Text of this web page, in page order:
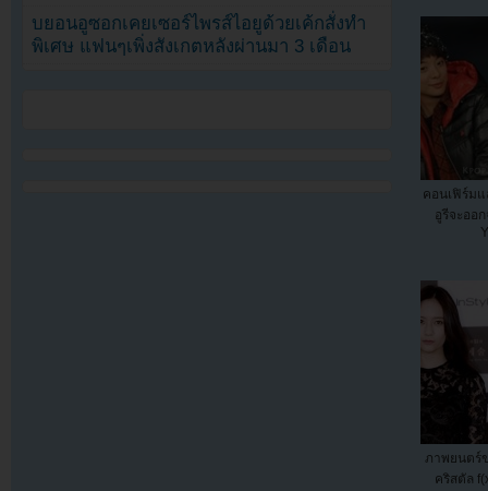
คอนเฟิร์มแ
อูรีจะออ
ภาพยนตร์
คริสตัล
บยอนอูซอกเคยเซอร์ไพรส์ไอยูด้วยเค้กสั่งทำ
พิเศษ แฟนๆเพิ่งสังเกตหลังผ่านมา 3 เดือน